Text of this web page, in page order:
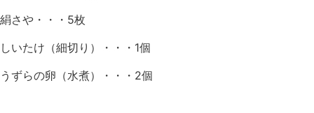
絹さや・・・5枚
しいたけ（細切り）・・・1個
うずらの卵（水煮）・・・2個